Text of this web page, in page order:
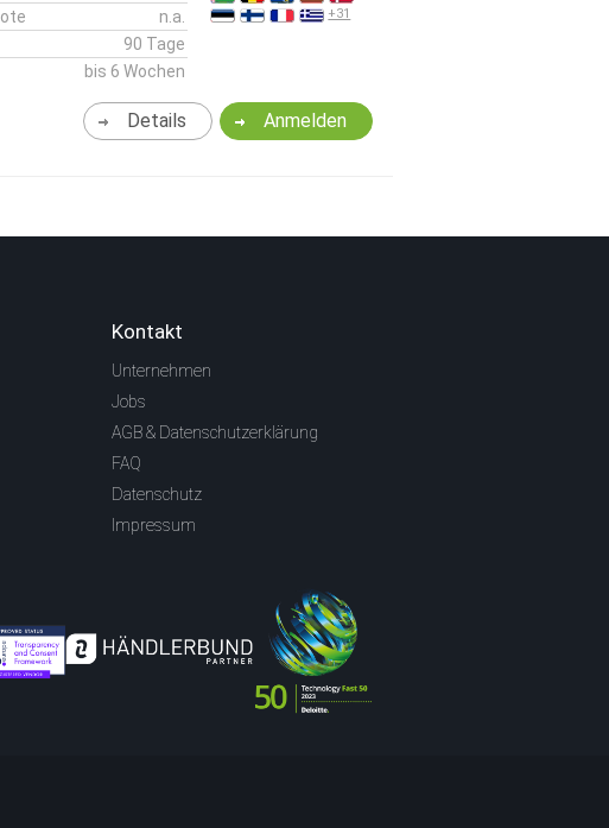
n.a.
90 Tage
bis 6 Wochen
+31
Anmelden
Details
Kontakt
Unternehmen
Jobs
AGB & Datenschutzerklärung
FAQ
Datenschutz
Impressum